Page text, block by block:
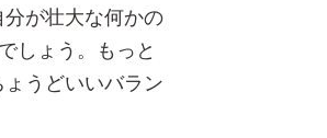
が壮大な何かの
しょう。もっと
うどいいバラン